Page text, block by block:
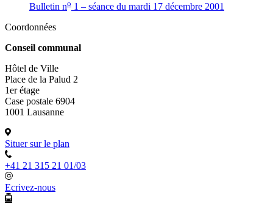
Bulletin no 1 – séance du mardi 17 décembre 2001
Coordonnées
Conseil communal
Hôtel de Ville
Place de la Palud 2
1er étage
Case postale 6904
1001 Lausanne
Situer sur le plan
+41 21 315 21 01/03
Ecrivez-nous